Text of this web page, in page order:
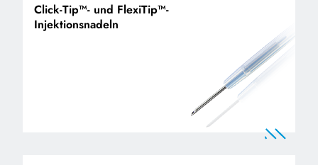
Click-Tip™- und FlexiTip™-
Injektionsnadeln